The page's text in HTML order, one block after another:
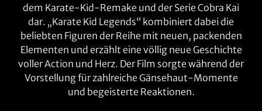
dem Karate-Kid-Remake und der Serie Cobra Kai
dar. „Karate Kid Legends“ kombiniert dabei die
beliebten Figuren der Reihe mit neuen, packenden
Elementen und erzählt eine völlig neue Geschichte
voller Action und Herz. Der Film sorgte während der
Vorstellung für zahlreiche Gänsehaut-Momente
und begeisterte Reaktionen.